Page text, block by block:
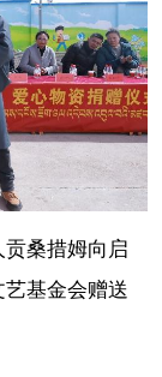
桑措姆向启
基金会赠送